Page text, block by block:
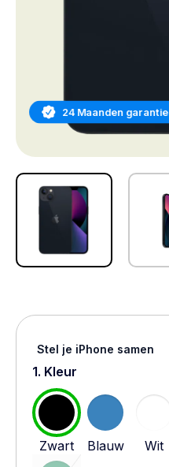
24 Maanden garantie
Stel je iPhone samen
1. Kleur
Zwart Blauw Wit